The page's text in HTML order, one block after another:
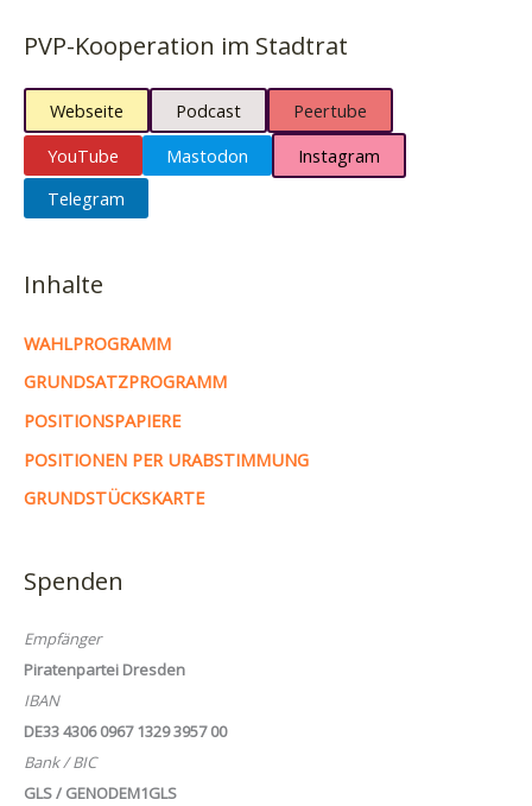
PVP-Kooperation im Stadtrat
Webseite Podcast
Peertube
YouTube
Mastodon
Instagram
Telegram
Inhalte
WAHLPROGRAMM
GRUNDSATZPROGRAMM
POSITIONSPAPIERE
POSITIONEN PER URABSTIMMUNG
GRUNDSTÜCKSKARTE
Spenden
Empfänger
Piratenpartei Dresden
IBAN
DE33 4306 0967 1329 3957 00
Bank / BIC
GLS / GENODEM1GLS